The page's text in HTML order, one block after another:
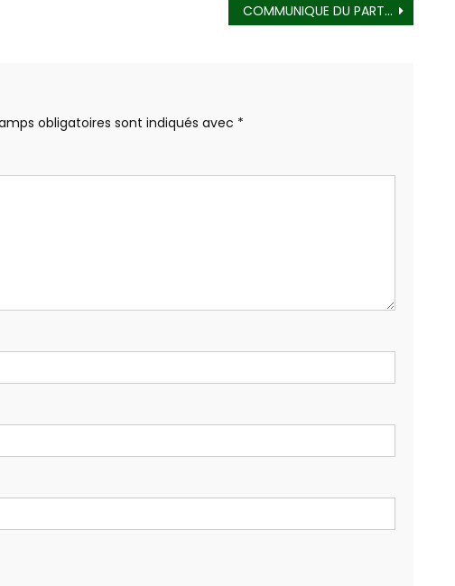
COMMUNIQUE DU PARTI PRD RELATIF A LA NOMINATION DU NOUVEAU PM
obligatoires sont indiqués avec *